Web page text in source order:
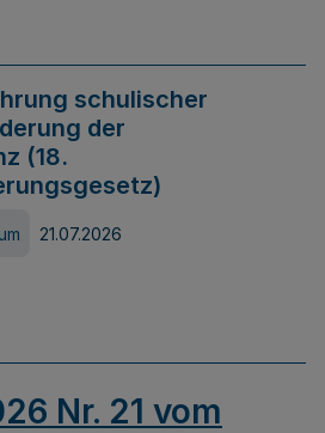
schulischer
der
(18.
21.07.2026
Nr. 21 vom